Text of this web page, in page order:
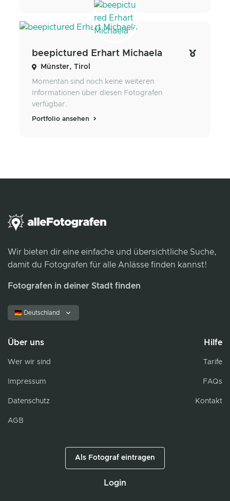
beepictured Erhart Michaela
Münster, Tirol
Momentan sind noch keine weiteren
Informationen über diesen Fotografen
verfügbar.
Portfolio ansehen
Wir bieten dir eine einfache und übersichtliche Suche,
damit du Fotografen für alle Anlässe finden kannst!
Fotografen in deiner Stadt finden
🇩🇪 Deutschland
Über uns
Wer wir sind
Impressum
Datenschutz
AGB
Hilfe
Tarife
FAQs
Kontakt
Als Fotograf eintragen
Login